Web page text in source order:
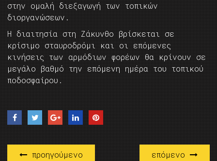
στην ομαλή διεξαγωγή των τοπικών
διοργανώσεων.
Η διαιτησία στη Ζάκυνθο βρίσκεται σε
κρίσιμο σταυροδρόμι και οι επόμενες
κινήσεις των αρμόδιων φορέων θα κρίνουν σε
μεγάλο βαθμό την επόμενη ημέρα του τοπικού
ποδοσφαίρου.
προηγούμενο επόμενο